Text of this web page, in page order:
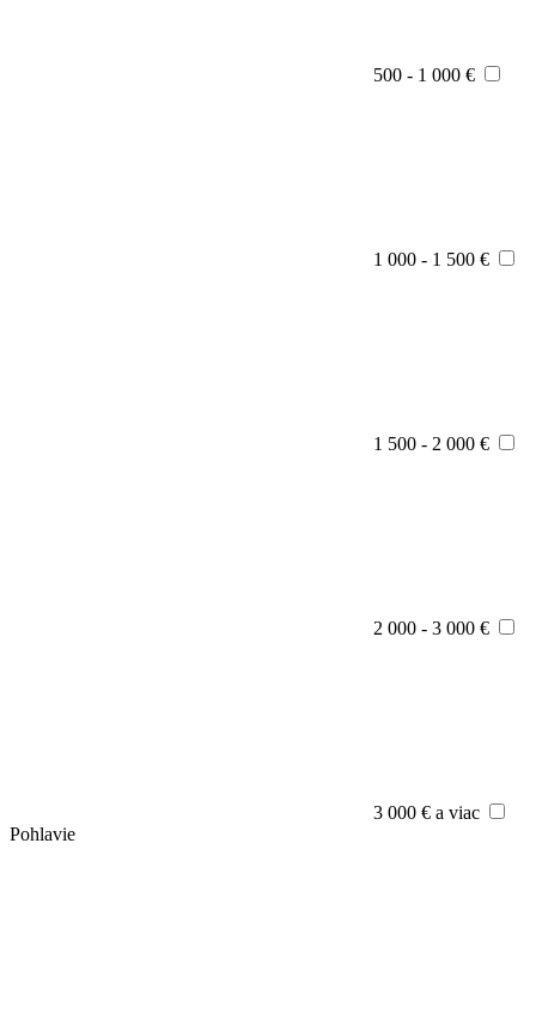
500 - 1 000 €
1 000 - 1 500 €
1 500 - 2 000 €
2 000 - 3 000 €
3 000 € a viac
Pohlavie